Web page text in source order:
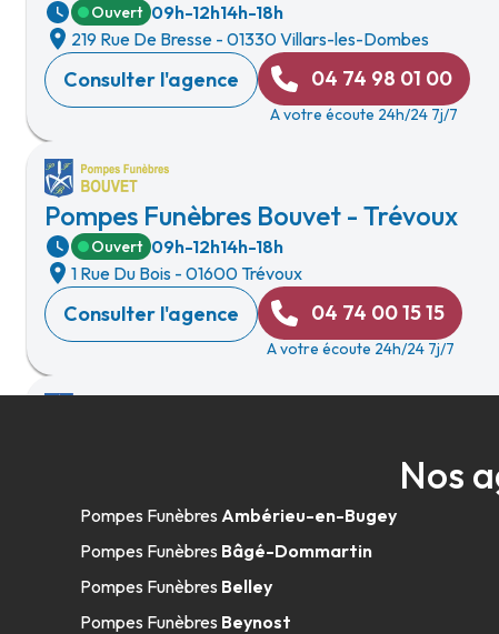
Ouvert 09h-12h14h-18h
219 Rue De Bresse - 01330 Villars-les-Dombes
Consulter l'agence 04 74 98 01 00
A votre écoute 24h/24 7j/7
Pompes Funèbres Bouvet - Trévoux
Ouvert 09h-12h14h-18h
1 Rue Du Bois - 01600 Trévoux
Consulter l'agence 04 74 00 15 15
A votre écoute 24h/24 7j/7
508 Allée Des Filieristes-01600 Trévoux
Consulter l'agence 04 74 08 16 39
A votre écoute 24h/24 7j/7
Nos
Pompes Funèbres Ambérieu-en-Bugey
Pompes Funèbres Bâgé-Dommartin
Pompes Funèbres Belley
Pompes Funèbres Beynost